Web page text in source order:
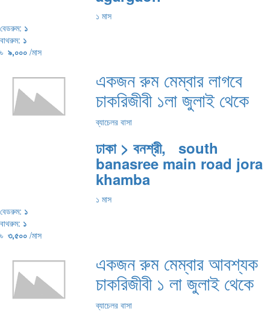
১ মাস
বেডরুম: ১
বাথরুম: ১
৳ ৯,০০০ /মাস
একজন রুম মেম্বার লাগবে
চাকরিজীবী ১লা জুলাই থেকে
ব্যাচেলর বাসা
ঢাকা > বনশ্রী, south
banasree main road jora
khamba
১ মাস
বেডরুম: ১
বাথরুম: ১
৳ ৩,৫০০ /মাস
একজন রুম মেম্বার আবশ্যক
চাকরিজীবী ১ লা জুলাই থেকে
ব্যাচেলর বাসা